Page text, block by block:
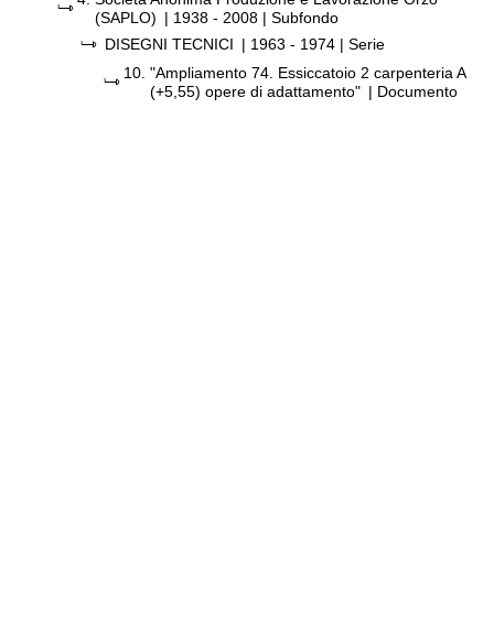
(SAPLO) | 1938 - 2008 | Subfondo
DISEGNI TECNICI | 1963 - 1974 | Serie
10. "Ampliamento 74. Essiccatoio 2 carpenteria A
(+5,55) opere di adattamento" | Documento